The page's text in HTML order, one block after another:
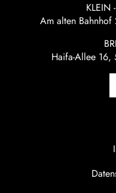
KLEIN
Am alten
Haifa-Allee 16,